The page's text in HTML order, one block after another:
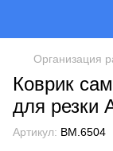
Организация
Коврик
для резки
Артикул: BM.6504